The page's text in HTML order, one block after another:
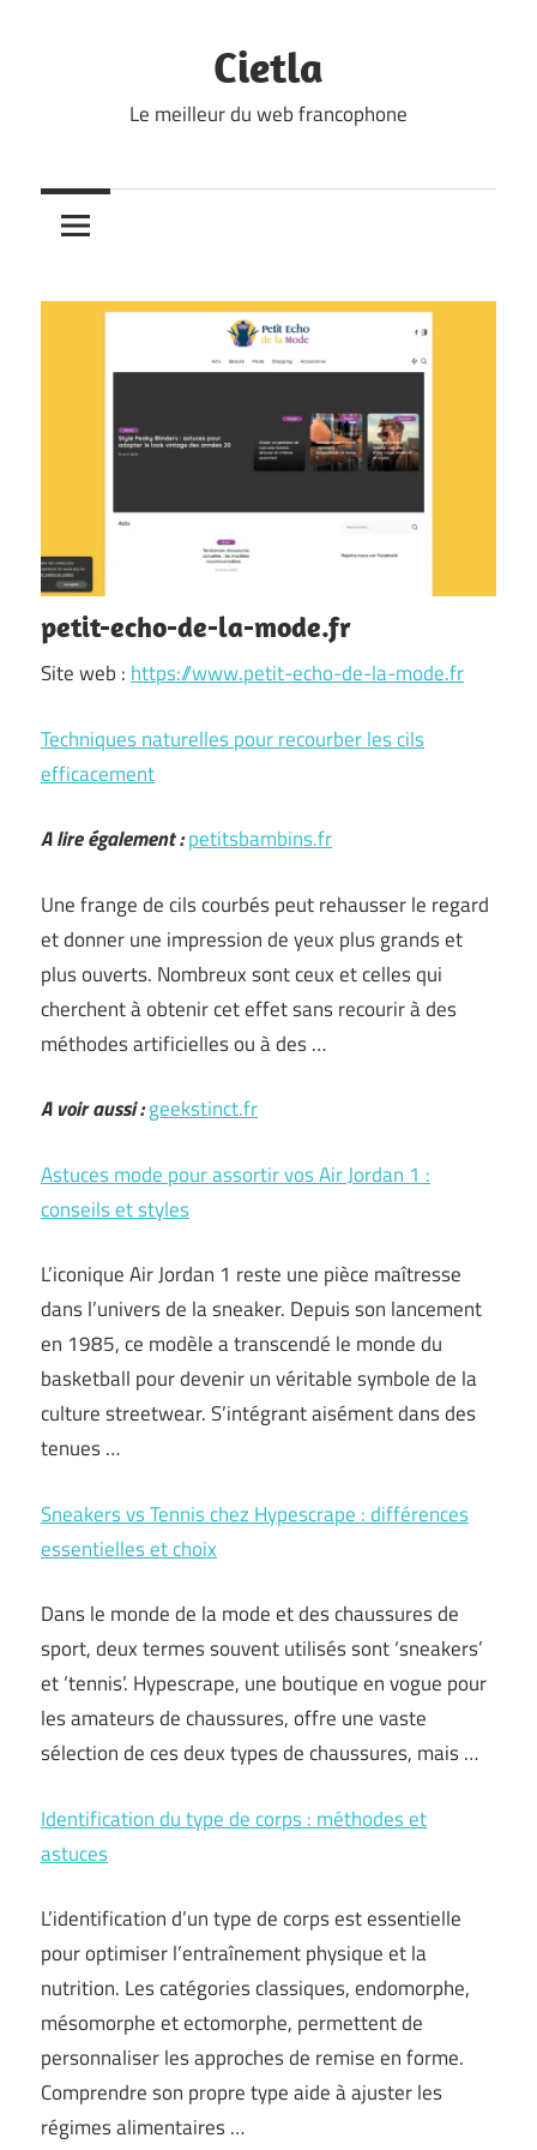
Cietla
Le meilleur du web francophone
petit-echo-de-la-mode.fr
Site web : https://www.petit-echo-de-la-mode.fr
Techniques naturelles pour recourber les cils
efficacement
A lire également :petitsbambins.fr
Une frange de cils courbés peut rehausser le regard
et donner une impression de yeux plus grands et
plus ouverts. Nombreux sont ceux et celles qui
cherchent à obtenir cet effet sans recourir à des
méthodes artificielles ou à des …
A voir aussi :geekstinct.fr
Astuces mode pour assortir vos Air Jordan 1 :
conseils et styles
L’iconique Air Jordan 1 reste une pièce maîtresse
dans l’univers de la sneaker. Depuis son lancement
en 1985, ce modèle a transcendé le monde du
basketball pour devenir un véritable symbole de la
culture streetwear. S’intégrant aisément dans des
tenues …
Sneakers vs Tennis chez Hypescrape : différences
essentielles et choix
Dans le monde de la mode et des chaussures de
sport, deux termes souvent utilisés sont ‘sneakers’
et ‘tennis’. Hypescrape, une boutique en vogue pour
les amateurs de chaussures, offre une vaste
sélection de ces deux types de chaussures, mais …
Identification du type de corps : méthodes et
astuces
L’identification d’un type de corps est essentielle
pour optimiser l’entraînement physique et la
nutrition. Les catégories classiques, endomorphe,
mésomorphe et ectomorphe, permettent de
personnaliser les approches de remise en forme.
Comprendre son propre type aide à ajuster les
régimes alimentaires …